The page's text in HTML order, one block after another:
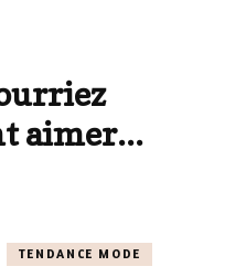
aimer...
TENDANCE MODE